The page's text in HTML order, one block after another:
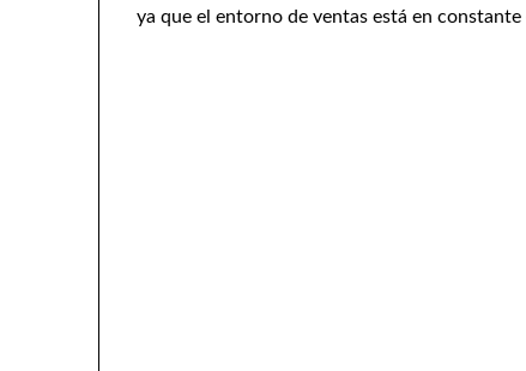
ya que el entorno de ventas está en